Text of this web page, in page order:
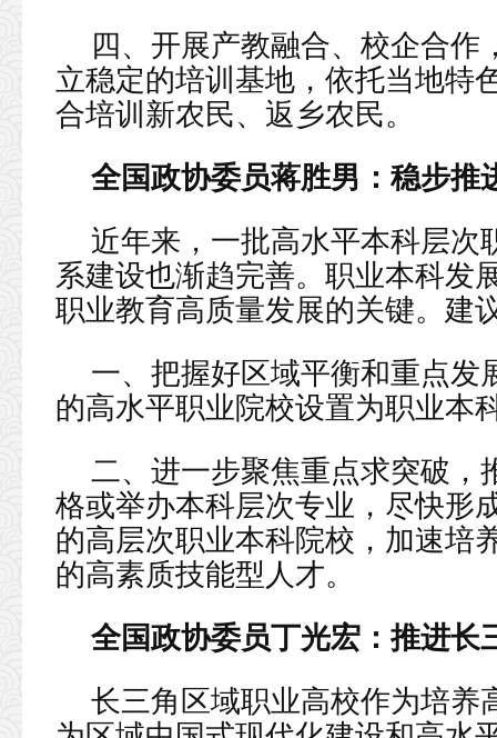
四、开展产教融合、校企合
立稳定的培训基地，依托当地特
合培训新农民、返乡农民。
全国政协委员蒋胜男：稳步推
近年来，一批高水平本科层次
系建设也渐趋完善。职业本科发
职业教育高质量发展的关键。建
一、把握好区域平衡和重点发
的高水平职业院校设置为职业本
二、进一步聚焦重点求突破，
格或举办本科层次专业，尽快形
的高层次职业本科院校，加速培
的高素质技能型人才。
全国政协委员丁光宏：推进长
长三角区域职业高校作为培养